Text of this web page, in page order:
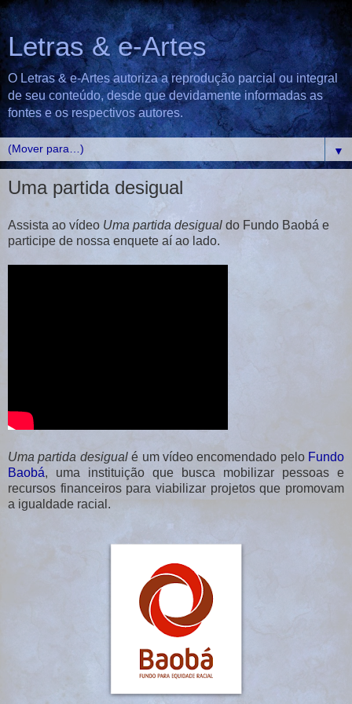
Letras & e-Artes
O Letras & e-Artes autoriza a reprodução parcial ou integral
de seu conteúdo, desde que devidamente informadas as
fontes e os respectivos autores.
▼
Uma partida desigual
Assista ao vídeo Uma partida desigual do Fundo Baobá e
participe de nossa enquete aí ao lado.
Uma partida desigualé um vídeo encomendado pelo Fundo
Baobá, uma instituição que busca mobilizar pessoas e
recursos financeiros para viabilizar projetos que promovam
a igualdade racial.